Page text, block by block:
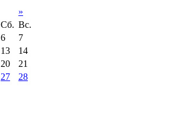
»
Сб. Вс.
6
7
13
14
20
21
27
28